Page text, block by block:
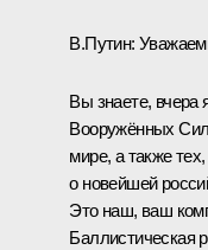
В.Путин:
Вы знаете, вчера
Вооружённых
мире, а также
о новейшей
Это наш, ваш
Баллистическая